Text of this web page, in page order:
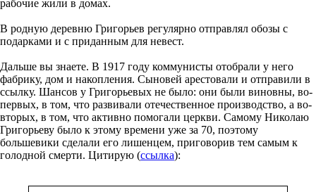
рабочие жили в домах.
В родную деревню Григорьев регулярно отправлял обозы с
подарками и с приданным для невест.
Дальше вы знаете. В 1917 году коммунисты отобрали у него
фабрику, дом и накопления. Сыновей арестовали и отправили в
ссылку. Шансов у Григорьевых не было: они были виновны, во-
первых, в том, что развивали отечественное производство, а во-
вторых, в том, что активно помогали церкви. Самому Николаю
Григорьеву было к этому времени уже за 70, поэтому
большевики сделали его лишенцем, приговорив тем самым к
голодной смерти. Цитирую (ссылка):